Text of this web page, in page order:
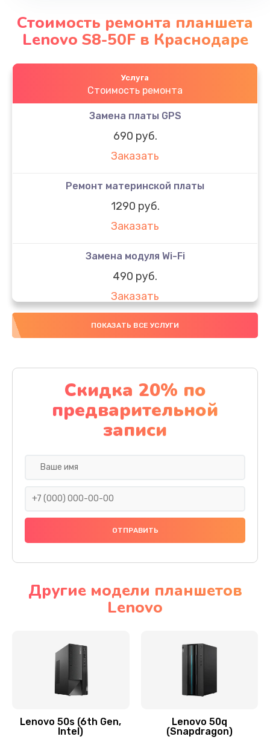
Стоимость ремонта планшета
Lenovo S8-50F в Краснодаре
Услуга
Стоимость ремонта
Замена платы GPS
690 руб.
Заказать
Ремонт материнской платы
1290 руб.
Заказать
Замена модуля Wi-Fi
490 руб.
Заказать
Замена микрофона
Заказать
Замена аккумулятора
1130 руб.
Заказать
Замена дисплея (экрана)
Замена тачскрина
Замена разъема питания
Замена мультиконтроллера
Заказать
ПОКАЗАТЬ ВСЕ УСЛУГИ
Скидка 20% по
предварительной
записи
Другие модели планшетов
Lenovo
Lenovo 50s (6th Gen,
Intel)
Lenovo 50q
(Snapdragon)